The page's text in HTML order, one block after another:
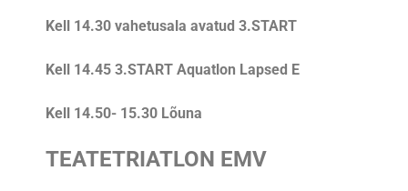
Kell 14.30 vahetusala avatud 3.START
Kell 14.45 3.START Aquatlon Lapsed E
Kell 14.50- 15.30 Lõuna
TEATETRIATLON EMV